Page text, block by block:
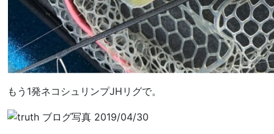
もう1発ネコシュリンプJHリグで。